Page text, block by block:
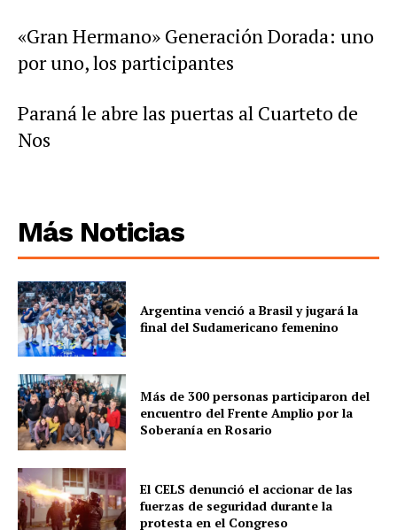
«Gran Hermano» Generación Dorada: uno
por uno, los participantes
Paraná le abre las puertas al Cuarteto de
Nos
Más Noticias
Argentina venció a Brasil y jugará la
final del Sudamericano femenino
Más de 300 personas participaron del
encuentro del Frente Amplio por la
Soberanía en Rosario
El CELS denunció el accionar de las
fuerzas de seguridad durante la
protesta en el Congreso